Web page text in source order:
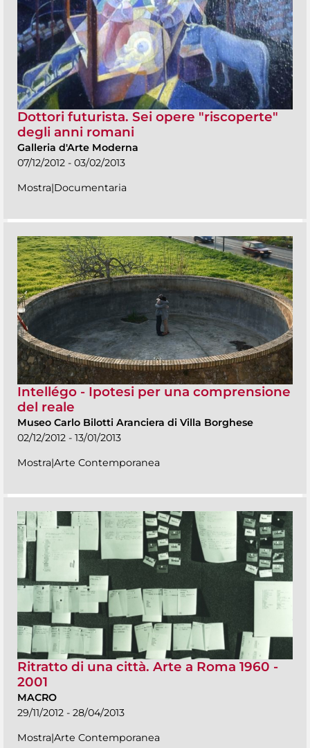
Dottori futurista. Sei opere "riscoperte"
degli anni romani
Galleria d'Arte Moderna
07/12/2012 - 03/02/2013
Mostra|Documentaria
Intellégo - Ipotesi per una comprensione
del reale
Museo Carlo Bilotti Aranciera di Villa Borghese
02/12/2012 - 13/01/2013
Mostra|Arte Contemporanea
Ritratto di una città. Arte a Roma 1960 -
2001
MACRO
29/11/2012 - 28/04/2013
Mostra|Arte Contemporanea